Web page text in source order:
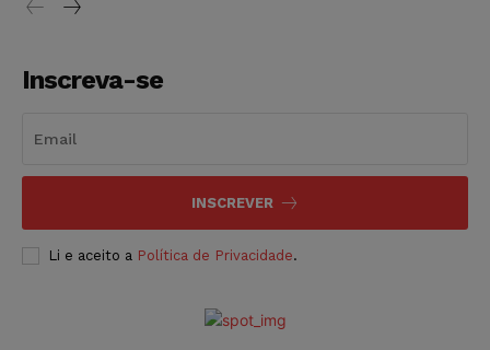
Inscreva-se
INSCREVER
Li e aceito a Política de Privacidade.